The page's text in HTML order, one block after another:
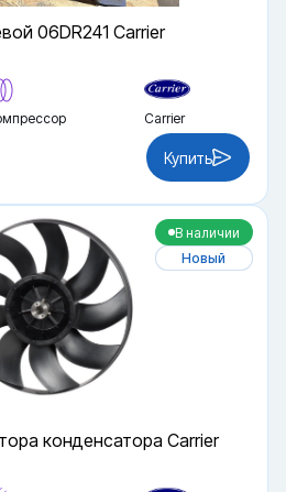
06DR241 Carrier
Carrier
Купить
В наличии
Новый
конденсатора Carrier